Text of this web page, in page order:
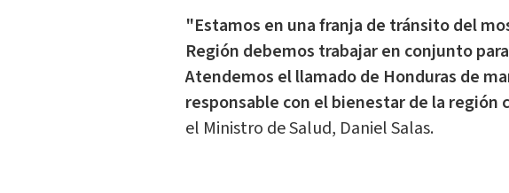
"Estamos en una franja de tránsito del
Región debemos trabajar en conjunto
Atendemos el llamado de Honduras de
responsable con el bienestar de la región
el Ministro de Salud, Daniel Salas.